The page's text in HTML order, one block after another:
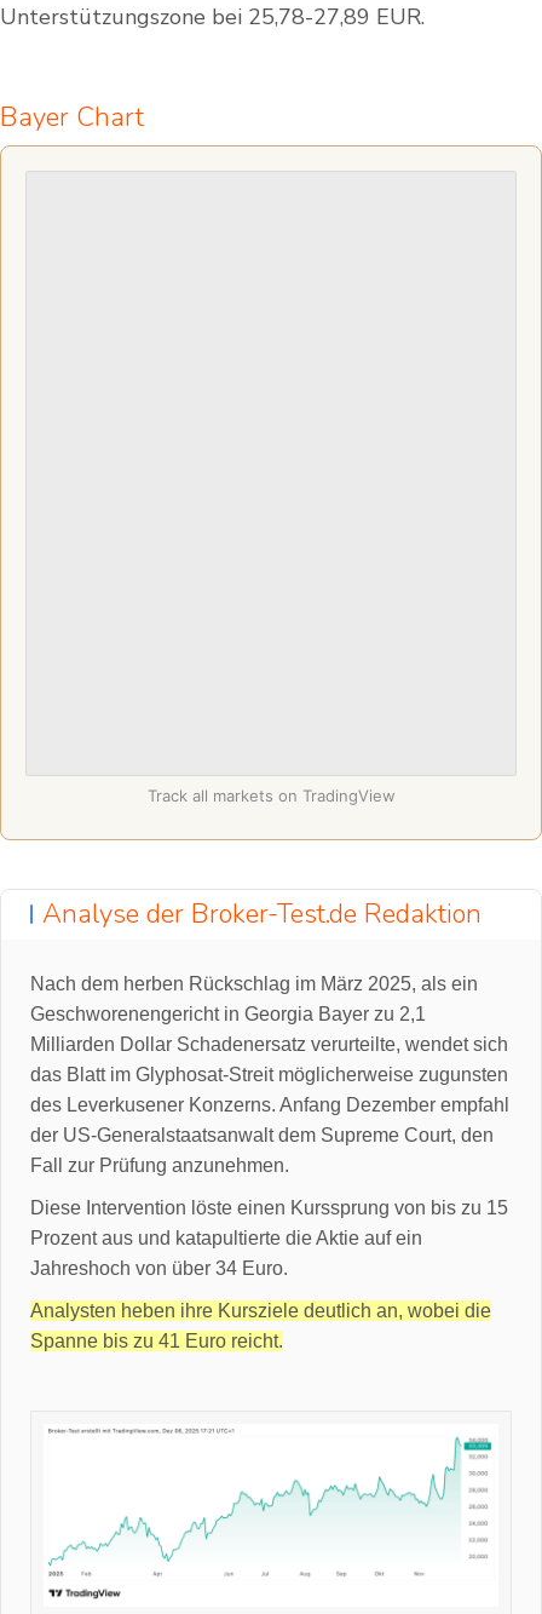
Unterstützungszone bei 25,78-27,89 EUR.
Bayer Chart
Track all markets on TradingView
Analyse der Broker-Test.de Redaktion
Nach dem herben Rückschlag im März 2025, als ein
Geschworenengericht in Georgia Bayer zu 2,1
Milliarden Dollar Schadenersatz verurteilte, wendet sich
das Blatt im Glyphosat-Streit möglicherweise zugunsten
des Leverkusener Konzerns. Anfang Dezember empfahl
der US-Generalstaatsanwalt dem Supreme Court, den
Fall zur Prüfung anzunehmen.
Diese Intervention löste einen Kurssprung von bis zu 15
Prozent aus und katapultierte die Aktie auf ein
Jahreshoch von über 34 Euro.
Analysten heben ihre Kursziele deutlich an, wobei die
Spanne bis zu 41 Euro reicht.